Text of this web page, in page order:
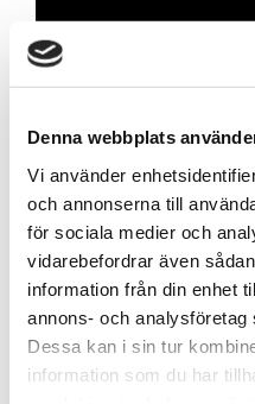
Denna webbplats
Vi använder
och annonserna till
för sociala medier och
vidarebefordrar även
information från din enhet
annons- och analysföretag
Dessa kan i sin tur
information som du har
smidigt lägga
produkter, se dina